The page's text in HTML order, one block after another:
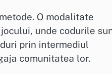
O modalitate
unde codurile
prin intermediul
comunitatea lor.